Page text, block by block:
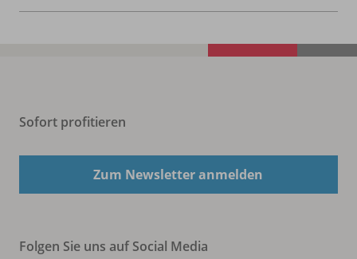
Sofort profitieren
Zum Newsletter anmelden
Folgen Sie uns auf Social Media